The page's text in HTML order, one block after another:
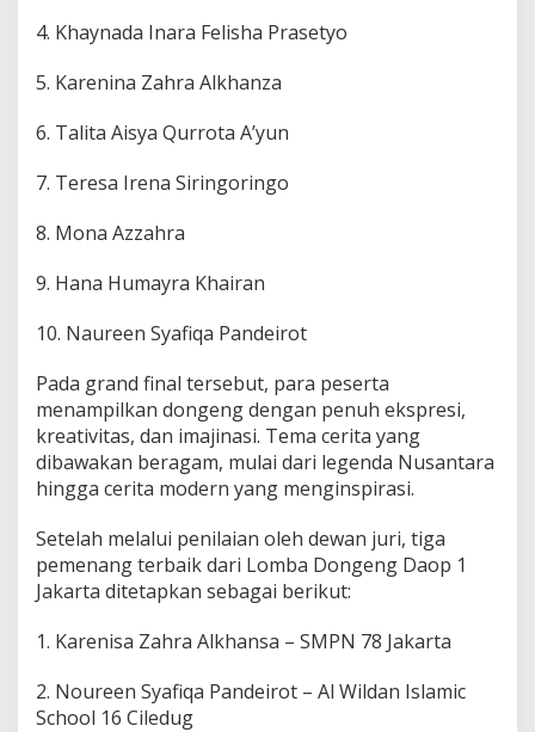
4. Khaynada Inara Felisha Prasetyo
5. Karenina Zahra Alkhanza
6. Talita Aisya Qurrota A’yun
7. Teresa Irena Siringoringo
8. Mona Azzahra
9. Hana Humayra Khairan
10. Naureen Syafiqa Pandeirot
Pada grand final tersebut, para peserta
menampilkan dongeng dengan penuh ekspresi,
kreativitas, dan imajinasi. Tema cerita yang
dibawakan beragam, mulai dari legenda Nusantara
hingga cerita modern yang menginspirasi.
Setelah melalui penilaian oleh dewan juri, tiga
pemenang terbaik dari Lomba Dongeng Daop 1
Jakarta ditetapkan sebagai berikut:
1. Karenisa Zahra Alkhansa – SMPN 78 Jakarta
2. Noureen Syafiqa Pandeirot – Al Wildan Islamic
School 16 Ciledug